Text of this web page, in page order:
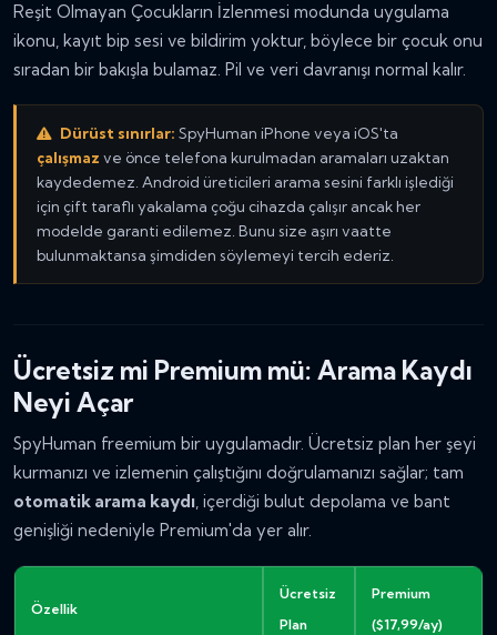
Reşit Olmayan Çocukların İzlenmesi modunda uygulama
ikonu, kayıt bip sesi ve bildirim yoktur, böylece bir çocuk onu
sıradan bir bakışla bulamaz. Pil ve veri davranışı normal kalır.
Dürüst sınırlar: SpyHuman iPhone veya iOS'ta
çalışmaz ve önce telefona kurulmadan aramaları uzaktan
kaydedemez. Android üreticileri arama sesini farklı işlediği
için çift taraflı yakalama çoğu cihazda çalışır ancak her
modelde garanti edilemez. Bunu size aşırı vaatte
bulunmaktansa şimdiden söylemeyi tercih ederiz.
Ücretsiz mi Premium mü: Arama Kaydı
Neyi Açar
SpyHuman freemium bir uygulamadır. Ücretsiz plan her şeyi
kurmanızı ve izlemenin çalıştığını doğrulamanızı sağlar; tam
otomatik arama kaydı, içerdiği bulut depolama ve bant
genişliği nedeniyle Premium'da yer alır.
Özellik
Ücretsiz
Plan
Premium
($17,99/ay)